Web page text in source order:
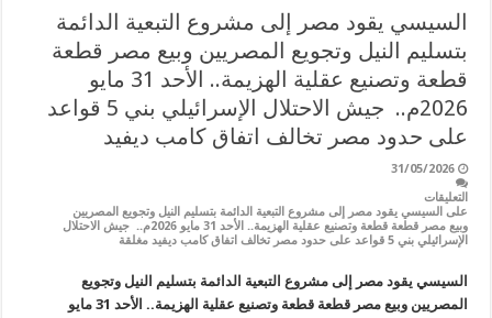
السيسي يقود مصر إلى مشروع التبعية الدائمة
بتسليم النيل وتجويع المصريين وبيع مصر قطعة
قطعة وتصنيع عقلية الهزيمة.. الأحد 31 مايو
2026م.. جيش الاحتلال الإسرائيلي بني 5 قواعد
على حدود مصر تخالف اتفاق كامب ديفيد
31/05/2026
التعليقات
على السيسي يقود مصر إلى مشروع التبعية الدائمة بتسليم النيل وتجويع المصريين
وبيع مصر قطعة قطعة وتصنيع عقلية الهزيمة.. الأحد 31 مايو 2026م.. جيش الاحتلال
الإسرائيلي بني 5 قواعد على حدود مصر تخالف اتفاق كامب ديفيد مغلقة
السيسي يقود مصر إلى مشروع التبعية الدائمة بتسليم النيل وتجويع
المصريين وبيع مصر قطعة قطعة وتصنيع عقلية الهزيمة.. الأحد 31 مايو